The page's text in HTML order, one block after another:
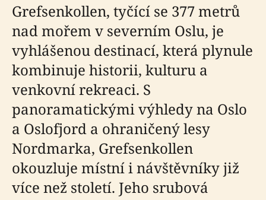
Grefsenkollen, tyčící se 377 metrů
nad mořem v severním Oslu, je
vyhlášenou destinací, která plynule
kombinuje historii, kulturu a
venkovní rekreaci. S
panoramatickými výhledy na Oslo
a Oslofjord a ohraničený lesy
Nordmarka, Grefsenkollen
okouzluje místní i návštěvníky již
více než století. Jeho srubová